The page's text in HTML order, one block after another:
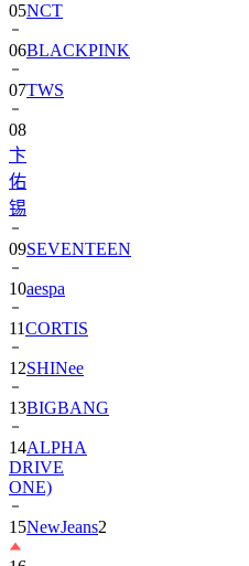
06BLACKPINK
07TWS
08
卞
佑
锡
09
10aespa
11CORTIS
12SHINee
13BIGBANG
14ALPHA
DRIVE
ONE)
15NewJeans
16
朴